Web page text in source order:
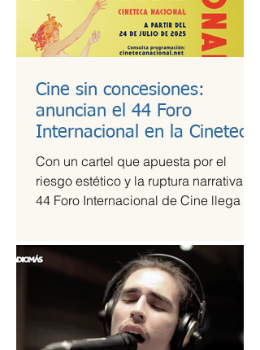
Cine sin concesiones:
anuncian el 44 Foro
Internacional en la Cineteca
Nacional
Con un cartel que apuesta por el
riesgo estético y la ruptura narrativa, el
44 Foro Internacional de Cine llega a
de vanguardia.